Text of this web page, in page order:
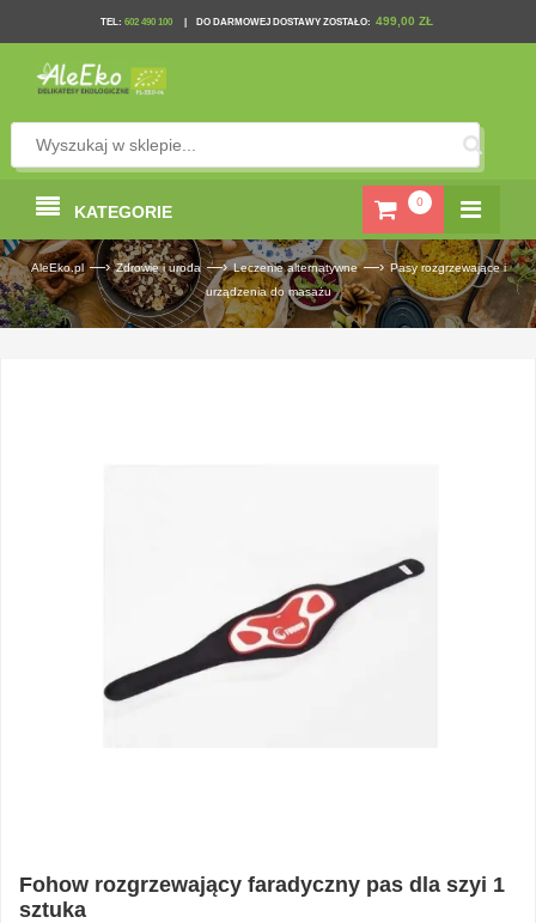
TEL: 602 490 100 DO DARMOWEJ DOSTAWY ZOSTAŁO: 499,00 ZŁ
0
KATEGORIE
AleEko.pl —› Zdrowie i uroda —› Leczenie alternatywne —› Pasy rozgrzewające i
urządzenia do masażu
Fohow rozgrzewający faradyczny pas dla szyi 1
sztuka